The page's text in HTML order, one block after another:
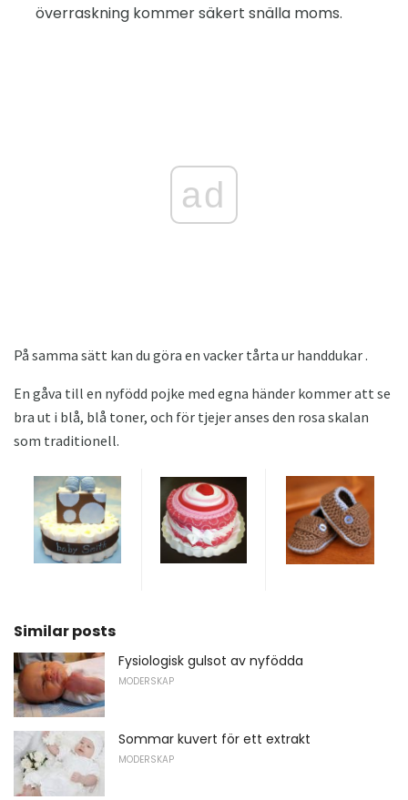
överraskning kommer säkert snälla moms.
ad
På samma sätt kan du göra en vacker tårta ur handdukar .
En gåva till en nyfödd pojke med egna händer kommer att se
bra ut i blå, blå toner, och för tjejer anses den rosa skalan
som traditionell.
Similar posts
Fysiologisk gulsot av nyfödda
MODERSKAP
Sommar kuvert för ett extrakt
MODERSKAP